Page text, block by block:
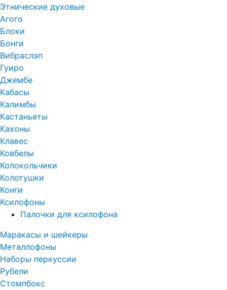
Этнические духовые
Агого
Блоки
Бонги
Вибраслэп
Гуиро
Джембе
Кабасы
Калимбы
Кастаньеты
Кахоны
Клавес
Ковбелы
Колокольчики
Колотушки
Конги
Ксилофоны
Палочки для ксилофона
Маракасы и шейкеры
Металлофоны
Наборы перкуссии
Рубели
Стомпбокс